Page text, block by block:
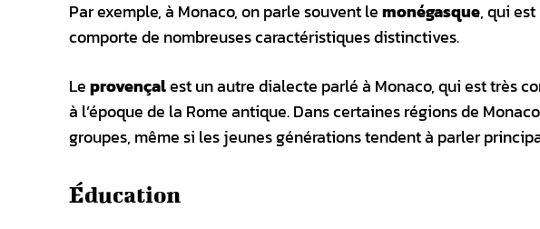
Par exemple, à Monaco, on parle souvent lemonégasque, qui
comporte de nombreuses caractéristiques distinctives.
Leprovençalest un autre dialecte parlé à Monaco, qui est très
à l’époque de la Rome antique. Dans certaines régions de
groupes, même si les jeunes générations tendent à parler
Éducation